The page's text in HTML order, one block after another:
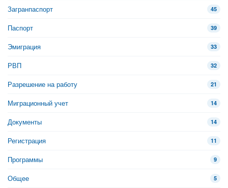
Загранпаспорт 45
Паспорт 39
Эмиграция 33
РВП 32
Разрешение на работу 21
Миграционный учет 14
Документы 14
Регистрация 11
Программы 9
Общее 5